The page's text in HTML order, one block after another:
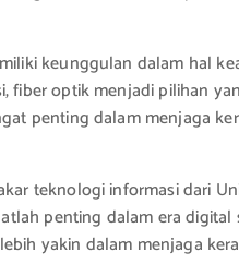
keunggulan dalam hal
fiber optik menjadi pilihan
penting dalam menjaga
teknologi informasi dari
penting dalam era digital
yakin dalam menjaga